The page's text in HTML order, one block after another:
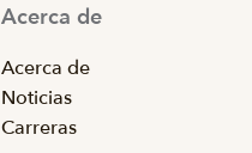
Acerca de
Acerca de
Noticias
Carreras